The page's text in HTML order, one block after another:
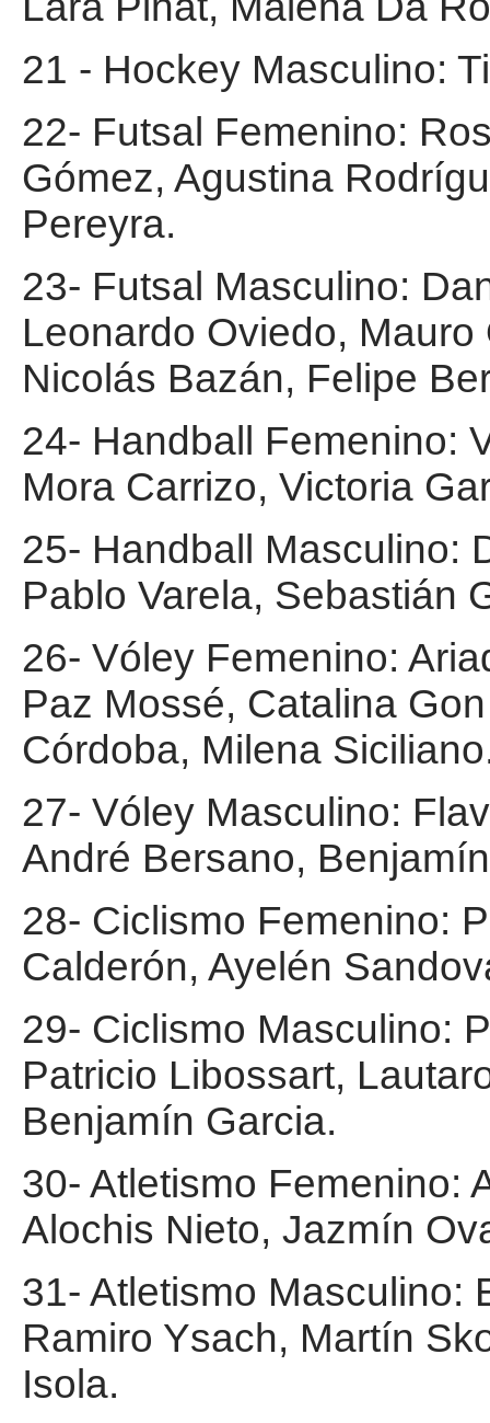
21 - Hockey Masculino:
22- Futsal Femenino:
Gómez, Agustina
Pereyra.
23- Futsal Masculino:
Leonardo Oviedo,
Nicolás Bazán, Felipe
24- Handball Femenino:
Mora Carrizo, Victoria
25- Handball Masculino:
Pablo Varela, Sebastián
26- Vóley Femenino:
Paz Mossé, Catalina
Córdoba, Milena
27- Vóley Masculino:
André Bersano,
28- Ciclismo Femenino:
Calderón, Ayelén
29- Ciclismo Masculino:
Patricio Libossart,
Benjamín Garcia.
30- Atletismo Femenino:
Alochis Nieto, Jazmín
31- Atletismo Masculino:
Ramiro Ysach, Martín
Isola.